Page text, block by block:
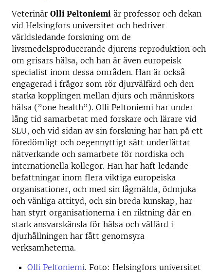
Veterinär Olli Peltoniemi är professor och dekan
vid Helsingfors universitet och bedriver
världsledande forskning om de
livsmedelsproducerande djurens reproduktion och
om grisars hälsa, och han är även europeisk
specialist inom dessa områden. Han är också
engagerad i frågor som rör djurvälfärd och den
starka kopplingen mellan djurs och människors
hälsa (”one health”). Olli Peltoniemi har under
lång tid samarbetat med forskare och lärare vid
SLU, och vid sidan av sin forskning har han på ett
föredömligt och oegennyttigt sätt underlättat
nätverkande och samarbete för nordiska och
internationella kollegor. Han har haft ledande
befattningar inom flera viktiga europeiska
organisationer, och med sin lågmälda, ödmjuka
och vänliga attityd, och sin breda kunskap, har
han styrt organisationerna i en riktning där en
stark ansvarskänsla för hälsa och välfärd i
djurhållningen har fått genomsyra
verksamheterna.
Olli Peltoniemi. Foto: Helsingfors universitet